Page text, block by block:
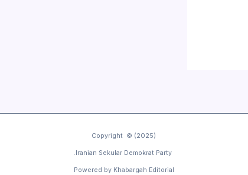
Copyright © (2025)
Powered by Khabargah Editorial